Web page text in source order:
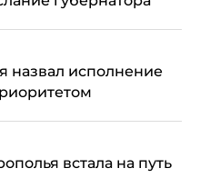
назвал исполнение
встала на путь